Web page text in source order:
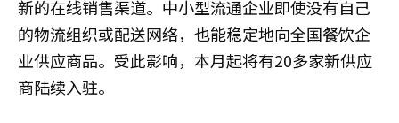
新的在线销售渠道。中小型流通企业即使没有自己
的物流组织或配送网络，也能稳定地向全国餐饮企
业供应商品。受此影响，本月起将有20多家新供应
商陆续入驻。